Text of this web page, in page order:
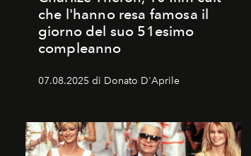
che l'hanno resa famosa il
giorno del suo 51esimo
compleanno
07.08.2025 di Donato D'Aprile